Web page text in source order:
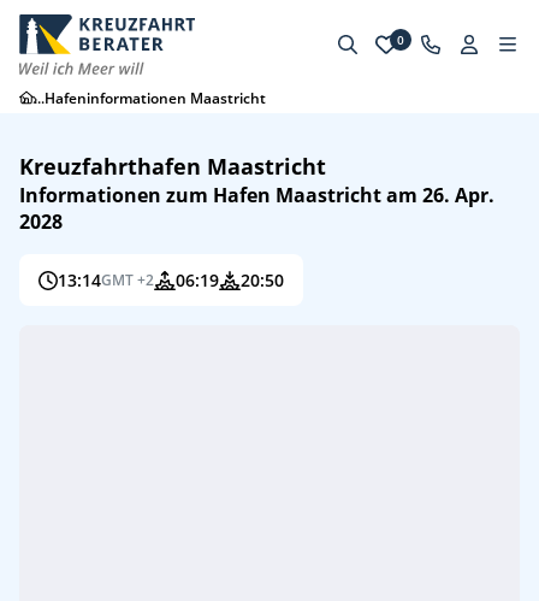
0
...Hafeninformationen Maastricht
Kreuzfahrthafen Maastricht
Informationen zum Hafen Maastricht am 26. Apr.
2028
13:14GMT +2 06:19 20:50